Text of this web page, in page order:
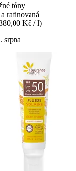
tóny
rafinovaná
Kč / l)
srpna